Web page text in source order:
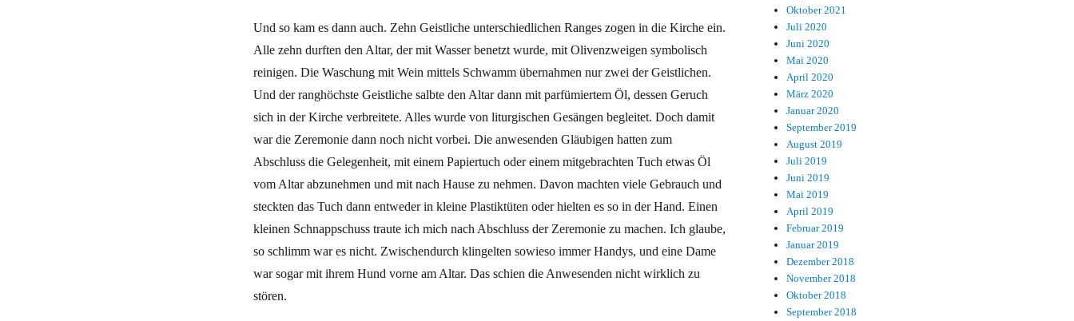
Und so kam es dann auch. Zehn Geistliche unterschiedlichen Ranges zogen in die Kirche ein.
Alle zehn durften den Altar, der mit Wasser benetzt wurde, mit Olivenzweigen symbolisch
reinigen. Die Waschung mit Wein mittels Schwamm übernahmen nur zwei der Geistlichen.
Und der ranghöchste Geistliche salbte den Altar dann mit parfümiertem Öl, dessen Geruch
sich in der Kirche verbreitete. Alles wurde von liturgischen Gesängen begleitet. Doch damit
war die Zeremonie dann noch nicht vorbei. Die anwesenden Gläubigen hatten zum
Abschluss die Gelegenheit, mit einem Papiertuch oder einem mitgebrachten Tuch etwas Öl
vom Altar abzunehmen und mit nach Hause zu nehmen. Davon machten viele Gebrauch und
steckten das Tuch dann entweder in kleine Plastiktüten oder hielten es so in der Hand. Einen
kleinen Schnappschuss traute ich mich nach Abschluss der Zeremonie zu machen. Ich glaube,
so schlimm war es nicht. Zwischendurch klingelten sowieso immer Handys, und eine Dame
war sogar mit ihrem Hund vorne am Altar. Das schien die Anwesenden nicht wirklich zu
stören.
Oktober 2021
Juli 2020
Juni 2020
Mai 2020
April 2020
März 2020
Januar 2020
September 2019
August 2019
Juli 2019
Juni 2019
Mai 2019
April 2019
Februar 2019
Januar 2019
Dezember 2018
November 2018
Oktober 2018
September 2018